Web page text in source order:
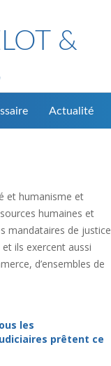
&
Actualité
et humanisme et
humaines et
mandataires de justice
ils exercent aussi
d’ensembles de
les
prêtent ce